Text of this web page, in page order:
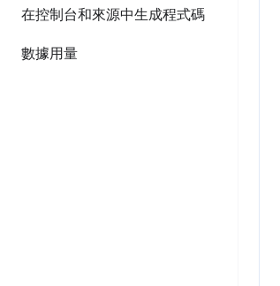
在控制台和來源中生成程式碼
數據用量